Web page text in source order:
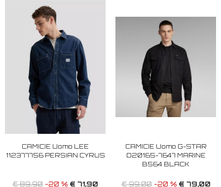
CAMICIE Uomo LEE
112377756 PERSIAN CYRUS
€ 89,90 -20 % € 71,90
CAMICIE Uomo G-STAR
D20165-7647 MARINE
B564 BLACK
€ 99,00-20 % € 79,00